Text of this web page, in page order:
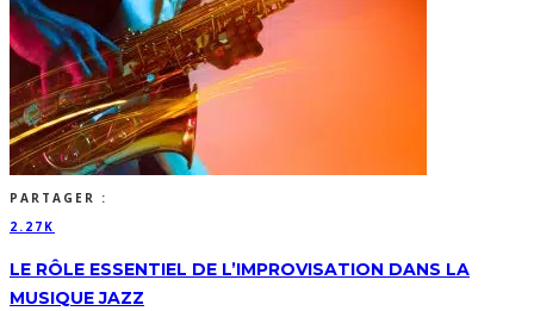
PARTAGER :
2.27K
LE RÔLE ESSENTIEL DE L’IMPROVISATION DANS LA
MUSIQUE JAZZ